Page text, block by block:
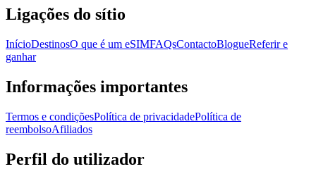
Ligações do sítio
InícioDestinosO que é um eSIMFAQsContactoBlogueReferir e
ganhar
Informações importantes
Termos e condiçõesPolítica de privacidadePolítica de
reembolsoAfiliados
Perfil do utilizador